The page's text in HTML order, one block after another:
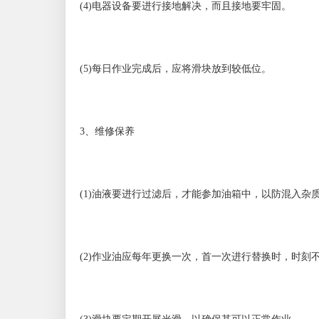
(4)电器设备要进行接地解决，而且接地要牢固。
(5)每日作业完成后，应将滑块放到较低位。
3、维修保养
(1)油液要进行过滤后，才能参加油箱中，以防混入杂质
(2)作业油应每年更换一次，首一次进行替换时，时刻